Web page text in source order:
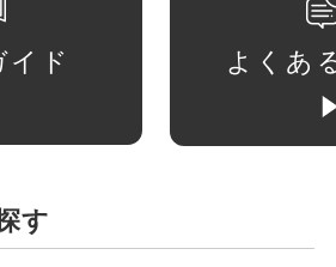
イド よくあ
す